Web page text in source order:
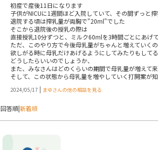
初産で産後11日になります
子供がNICUに1週間ほど入院していて、その間ずっと
退院する頃は搾乳量が両胸で"20ml"でした
そこから退院後の授乳の際は
直接授乳10分ずつと、ミルク60mlを3時間ごとにあげ
ただ、このやり方で今後母乳量がちゃんと増えていくの
欲しがる時に母乳だけあげるようにしてみたりもして
どうしたらいいのでしょうか、
また、みなさんはどのくらいの期間で母乳量が増えて
そして、この状態から母乳量を増やしていく打開案が知
2024/05/17 | まゆさんの他の相談を見る
回答順|新着順